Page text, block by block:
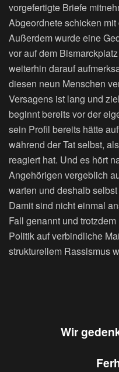
vorgefertigte Briefe
Abgeordnete schicken
Außerdem wurde eine
vor auf dem
weiterhin darauf
diesen neun Menschen
Versagens ist lang und
beginnt bereits vor der
sein Profil bereits hätte
während der Tat selbst,
reagiert hat. Und es hört
Angehörigen vergeblich
warten und deshalb
Damit sind nicht einmal
Fall genannt und
Politik auf verbindliche
strukturellem Rassismus
Wir